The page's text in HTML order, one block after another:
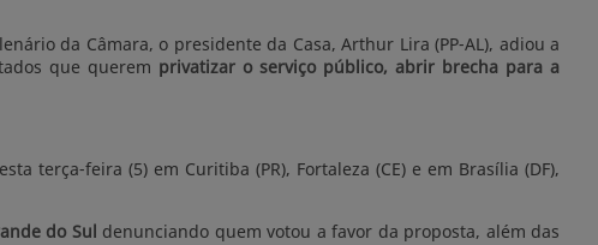
da Câmara, o presidente da Casa, Arthur Lira (PP-AL), adiou a
que querem privatizar o serviço público, abrir brecha para a
terça-feira (5) em Curitiba (PR), Fortaleza (CE) e em Brasília (DF),
do Sul denunciando quem votou a favor da proposta, além das